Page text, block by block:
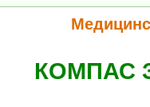
КОМПАС